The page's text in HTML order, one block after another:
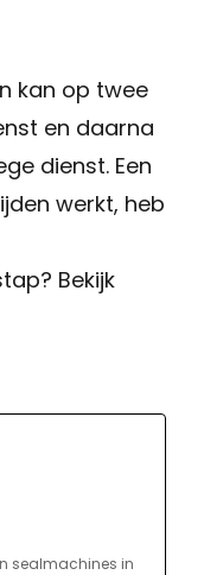
kan op twee
en daarna
dienst. Een
werkt, heb
Bekijk
sealmachines in